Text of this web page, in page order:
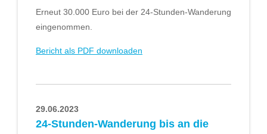
Erneut 30.000 Euro bei der 24-Stunden-Wanderung
eingenommen.
Bericht als PDF downloaden
29.06.2023
24-Stunden-Wanderung bis an die